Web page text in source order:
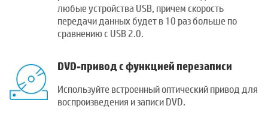
любые устройства USB, причем скорость
передачи данных будет в 10 раз больше по
сравнению с USB 2.0.
DVD-привод с функцией перезаписи
Используйте встроенный оптический привод для
воспроизведения и записи DVD.